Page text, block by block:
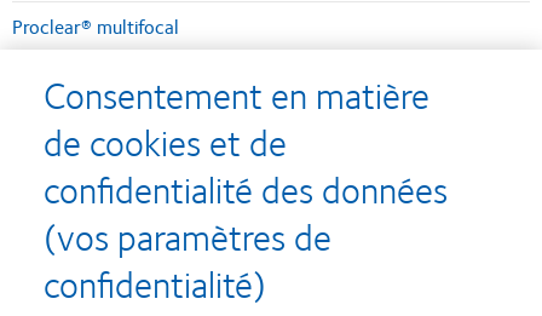
Proclear® multifocal
Proclear® multifocal toric
REMPLACEMENT MENSUEL ASTIGMATISME†
Proclear® toric
REMPLACEMENT MENSUEL ASTIGMATISME†
Consentement en matière
de cookies et de
confidentialité des données
(vos paramètres de
confidentialité)